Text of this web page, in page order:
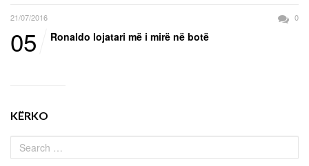
21/07/2016 0
05 Ronaldo lojatari më i mirë në botë
KËRKO